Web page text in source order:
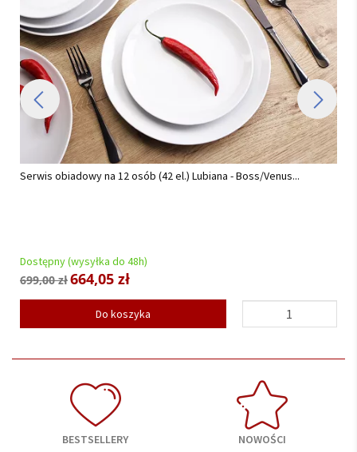
Serwis obiadowy na 12 osób (42 el.) Lubiana - Boss/Venus...
Dostępny (wysyłka do 48h)
699,00 zł664,05 zł
Do koszyka
BESTSELLERY NOWOŚCI